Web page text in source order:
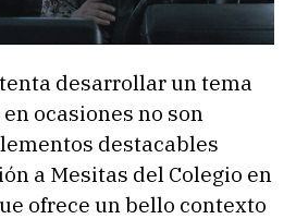
desarrollar un tema
ocasiones no son
destacables
a Mesitas del Colegio en
ofrece un bello contexto